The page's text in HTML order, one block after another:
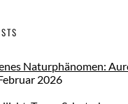
Naturphänomen:
2026